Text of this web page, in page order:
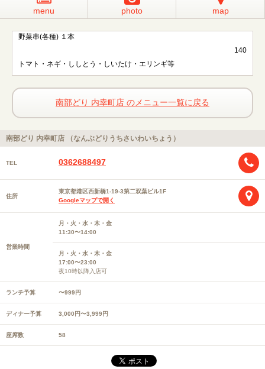
menu photo map
野菜串(各種) １本
140
トマト・ネギ・ししとう・しいたけ・エリンギ等
南部どり 内幸町店 のメニュー一覧に戻る
南部どり 内幸町店 （なんぶどりうちさいわいちょう）
TEL 0362688497
住所
東京都港区西新橋1-19-3第二双葉ビル1F
Googleマップで開く
営業時間
月・火・水・木・金
11:30〜14:00
月・火・水・木・金
17:00〜23:00
夜10時以降入店可
ランチ予算 〜999円
ディナー予算 3,000円〜3,999円
座席数 58